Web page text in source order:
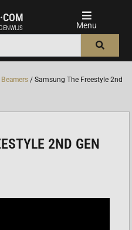
/ Samsung The Freestyle 2nd
2ND GEN